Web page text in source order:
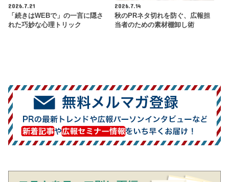
2026.7.21
「続きはWEBで」の一言に隠さ
れた巧妙な心理トリック
2026.7.14
秋のPRネタ切れを防ぐ、広報担
当者のための素材棚卸し術